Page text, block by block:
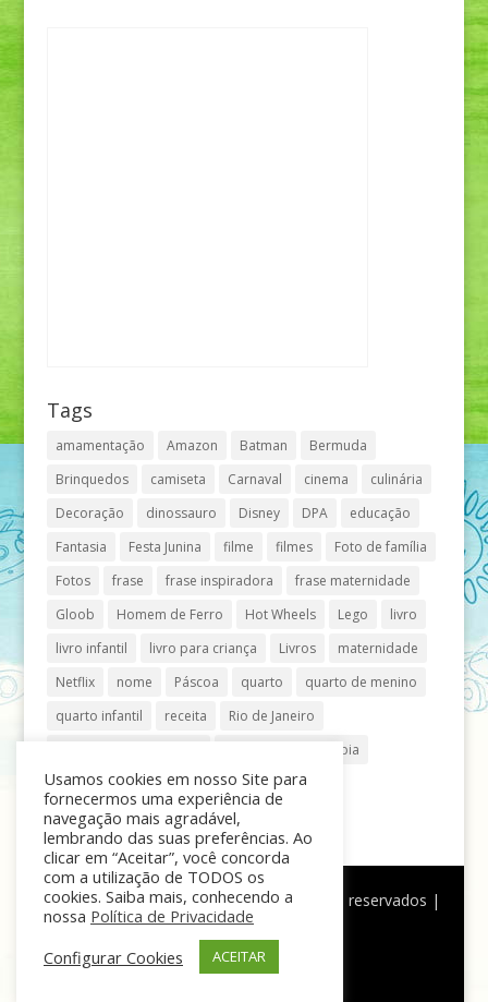
Tags
amamentação Amazon Batman
Bermuda
Brinquedos
camiseta Carnaval cinema
culinária
Decoração
dinossauro Disney DPA
educação
Fantasia
Festa Junina filme filmes
Foto de família
Fotos
frase frase inspiradora
frase maternidade
Gloob
Homem de Ferro Hot Wheels Lego
livro
livro infantil
livro para criança Livros
maternidade
Netflix
nome Páscoa quarto
quarto de menino
quarto infantil
receita
Rio de Janeiro
Shopping Vila Olímpia
São Paulo
teatro tênis
®Mãe de Menino | © Todos os direitos reservados |
Política de Privacidade
Usamos cookies em nosso Site para
fornecermos uma experiência de
navegação mais agradável,
lembrando das suas preferências. Ao
clicar em “Aceitar”, você concorda
com a utilização de TODOS os
cookies. Saiba mais, conhecendo a
nossa Política de Privacidade
Configurar Cookies
ACEITAR